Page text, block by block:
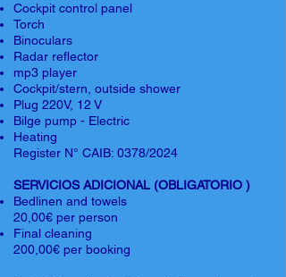
Cockpit control panel
Torch
Binoculars
Radar reflector
mp3 player
Cockpit/stern, outside shower
Plug 220V, 12 V
Bilge pump - Electric
Heating
Register N° CAIB: 0378/2024
SERVICIOS ADICIONAL (OBLIGATORIO )
Bedlinen and towels
20,00€ per person
Final cleaning
200,00€ per booking